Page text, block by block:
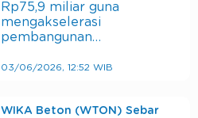
Rp75,9 miliar guna
mengakselerasi
pembangunan…
03/06/2026, 12:52 WIB
WIKA Beton (WTON) Sebar